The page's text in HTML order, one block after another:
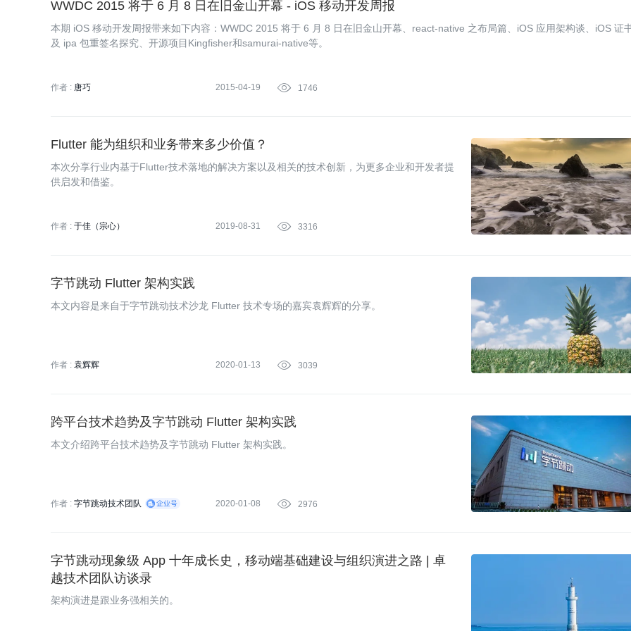
WWDC 2015 将于 6 月 8 日在旧金山开幕 - iOS 移动开发周报
本期 iOS 移动开发周报带来如下内容：WWDC 2015 将于 6 月 8 日在旧金山开幕、react-native 之布局篇、iOS 应用架构谈、iOS 证
及 ipa 包重签名探究、开源项目Kingfisher和samurai-native等。
作者 : 唐巧 2015-04-19  1746
Flutter 能为组织和业务带来多少价值？
本次分享行业内基于Flutter技术落地的解决方案以及相关的技术创新，为更多企业和开发者提
供启发和借鉴。
作者 : 于佳（宗心） 2019-08-31  3316
字节跳动 Flutter 架构实践
本文内容是来自于字节跳动技术沙龙 Flutter 技术专场的嘉宾袁辉辉的分享。
作者 : 袁辉辉 2020-01-13  3039
跨平台技术趋势及字节跳动 Flutter 架构实践
本文介绍跨平台技术趋势及字节跳动 Flutter 架构实践。
作者 : 字节跳动技术团队 2020-01-08  2976
字节跳动现象级 App 十年成长史，移动端基础建设与组织演进之路 | 卓
越技术团队访谈录
架构演进是跟业务强相关的。